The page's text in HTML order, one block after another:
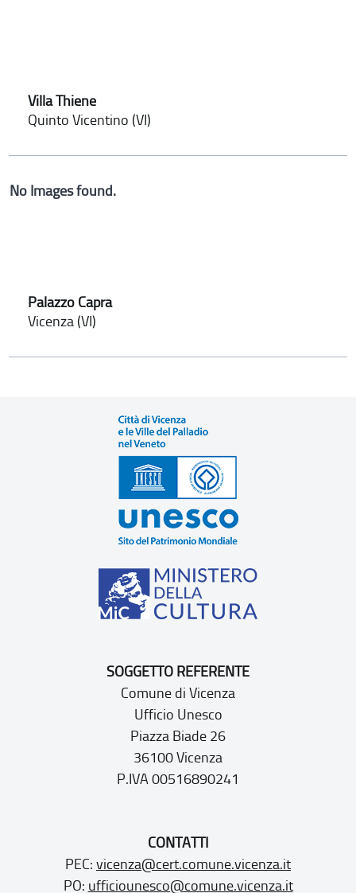
Villa Thiene
Quinto Vicentino (VI)
No Images found.
Palazzo Capra
Vicenza (VI)
SOGGETTO REFERENTE
Comune di Vicenza
Ufficio Unesco
Piazza Biade 26
36100 Vicenza
P.IVA 00516890241
CONTATTI
PEC: vicenza@cert.comune.vicenza.it
PO: ufficiounesco@comune.vicenza.it